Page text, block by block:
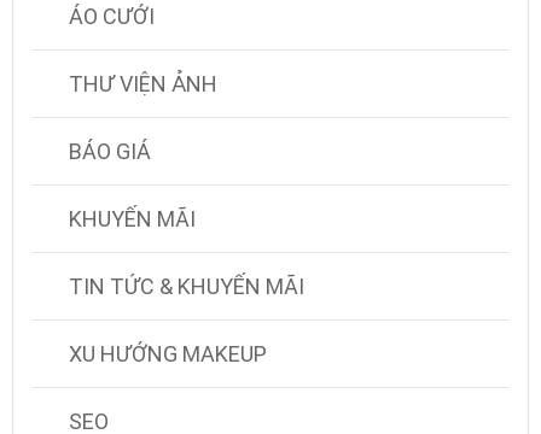
ÁO CƯỚI
THƯ VIỆN ẢNH
BÁO GIÁ
KHUYẾN MÃI
TIN TỨC & KHUYẾN MÃI
XU HƯỚNG MAKEUP
SEO